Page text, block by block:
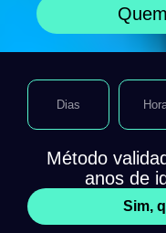
Método
anos de
Sim,
Dias